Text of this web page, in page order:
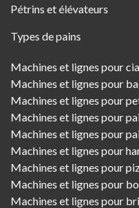
Pétrins et élévateurs
Types de pains
Machines et lignes pour
Machines et lignes pour
Machines et lignes pour
Machines et lignes pour
Machines et lignes pour
Machines et lignes pour
Machines et lignes pour
Machines et lignes pour
Machines et lignes pour